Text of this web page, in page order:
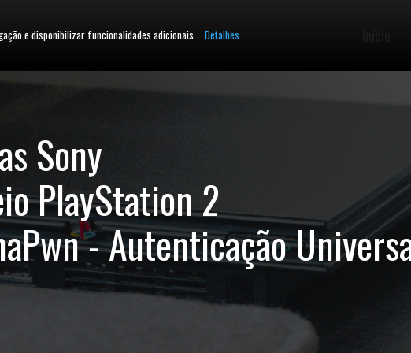
Sony
PlayStation 2
- Autenticação
e disponibilizar funcionalidades adicionais. Detalhes